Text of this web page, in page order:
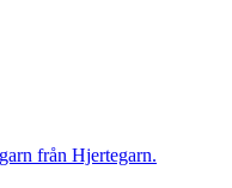
från Hjertegarn.